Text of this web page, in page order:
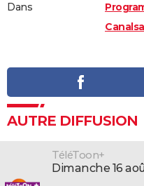
Dans
AUTRE DIFFUSION
TéléToon+
dimanche 16